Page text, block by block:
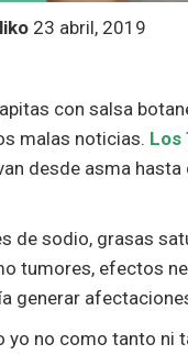
23 abril, 2019
con salsa
malas noticias. Los
desde asma
de sodio, grasas
tumores, efectos
generar
yo no como tanto ni